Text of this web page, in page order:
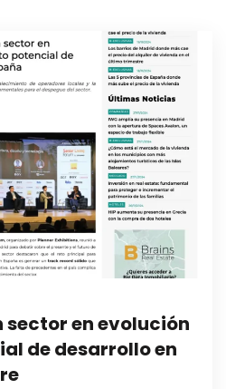
sector en evolución
de desarrollo en